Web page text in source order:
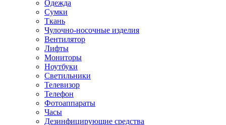
Одежда
Сумки
Ткань
Чулочно-носочные изделия
Вентилятор
Лифты
Мониторы
Ноутбуки
Светильники
Телевизор
Телефон
Фотоаппараты
Часы
Дезинфицирующие средства